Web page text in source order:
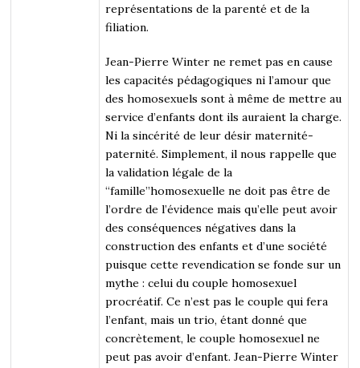
représentations de la parenté et de la
filiation.
Jean-Pierre Winter ne remet pas en cause
les capacités pédagogiques ni l’amour que
des homosexuels sont à même de mettre au
service d’enfants dont ils auraient la charge.
Ni la sincérité de leur désir maternité-
paternité. Simplement, il nous rappelle que
la validation légale de la
“famille”homosexuelle ne doit pas être de
l’ordre de l’évidence mais qu’elle peut avoir
des conséquences négatives dans la
construction des enfants et d’une société
puisque cette revendication se fonde sur un
mythe : celui du couple homosexuel
procréatif. Ce n’est pas le couple qui fera
l’enfant, mais un trio, étant donné que
concrètement, le couple homosexuel ne
peut pas avoir d’enfant. Jean-Pierre Winter